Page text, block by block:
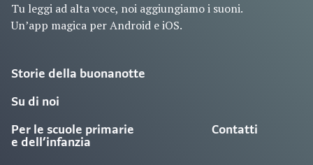
Tu leggi ad alta voce, noi aggiungiamo i suoni.
Un’app magica per Android e iOS.
Storie della buonanotte
Su di noi
Per le scuole primarie
e dell’infanzia
Contatti